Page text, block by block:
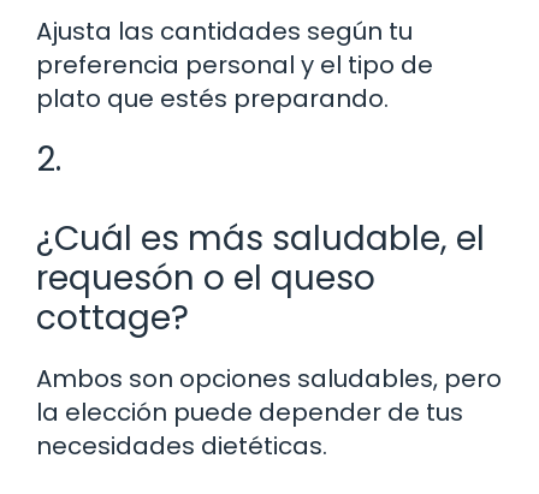
Ajusta las cantidades según tu
preferencia personal y el tipo de
plato que estés preparando.
2.
¿Cuál es más saludable, el
requesón o el queso
cottage?
Ambos son opciones saludables, pero
la elección puede depender de tus
necesidades dietéticas.